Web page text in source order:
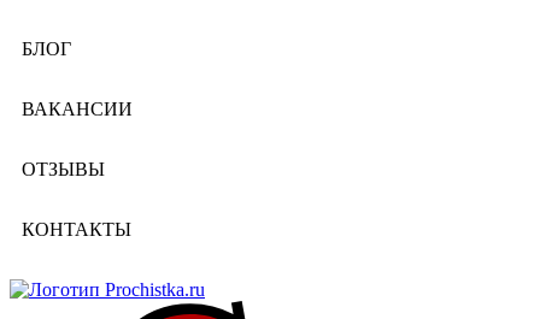
БЛОГ
ВАКАНСИИ
ОТЗЫВЫ
КОНТАКТЫ